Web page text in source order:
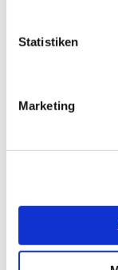
Statistiken
Marketing
wichtiger, dass
stress- und
der
Krankenhauses
in der Klinik
der Südstadt ist
sehr schwierig
wir immer
Sorgen bereitet“,